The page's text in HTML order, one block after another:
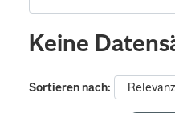
Keine
Sortieren nach